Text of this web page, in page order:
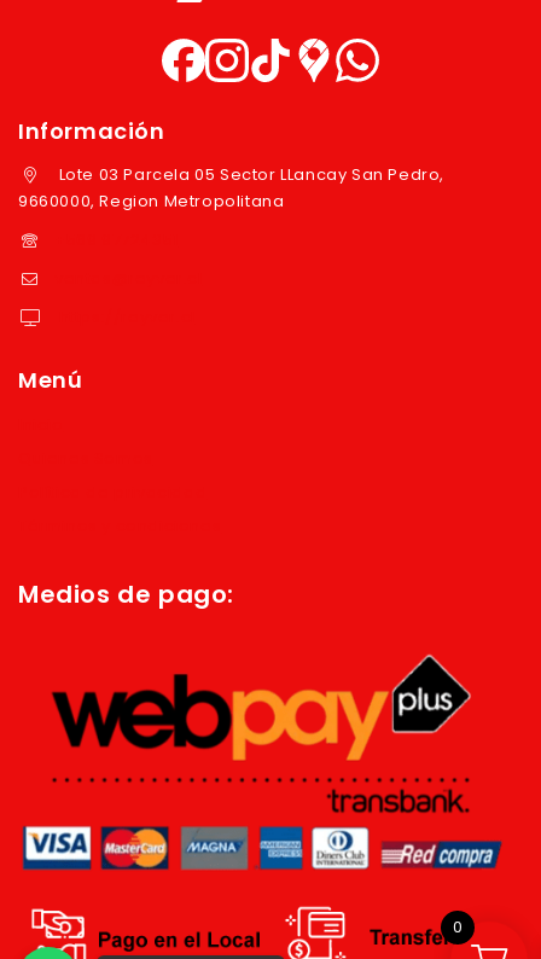
Información
Lote 03 Parcela 05 Sector LLancay San Pedro,
9660000, Region Metropolitana
Menú
Medios de pago:
0